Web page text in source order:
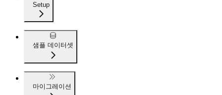
Setup
샘플 데이터셋
마이그레이션